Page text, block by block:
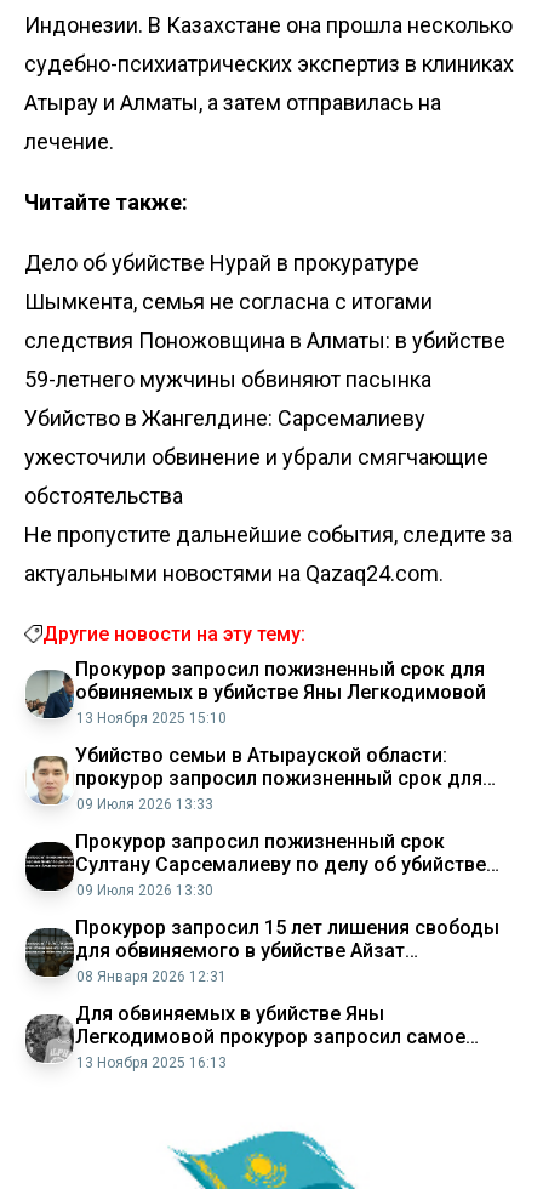
Индонезии. В Казахстане она прошла несколько
судебно-психиатрических экспертиз в клиниках
Атырау и Алматы, а затем отправилась на
лечение.
Читайте также:
Дело об убийстве Нурай в прокуратуре
Шымкента, семья не согласна с итогами
следствия Поножовщина в Алматы: в убийстве
59-летнего мужчины обвиняют пасынка
Убийство в Жангелдине: Сарсемалиеву
ужесточили обвинение и убрали смягчающие
обстоятельства
Не пропустите дальнейшие события, следите за
актуальными новостями на Qazaq24.com.
Другие новости на эту тему:
Прокурор запросил пожизненный срок для
обвиняемых в убийстве Яны Легкодимовой
13 Ноября 2025 15:10
Убийство семьи в Атырауской области:
прокурор запросил пожизненный срок для
подсудимого
09 Июля 2026 13:33
Прокурор запросил пожизненный срок
Султану Сарсемалиеву по делу об убийстве
семьи в Атырауской области Аналитический
09 Июля 2026 13:30
Прокурор запросил 15 лет лишения свободы
для обвиняемого в убийстве Айзат
Жумановой в области Жетысу Аналитический
08 Января 2026 12:31
Для обвиняемых в убийстве Яны
Легкодимовой прокурор запросил самое
суровое наказание
13 Ноября 2025 16:13